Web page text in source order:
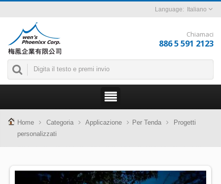
Italiano
Chiamaci
886 5 591 2123
Home Categoria Applicazione Per Tenda
Progetti
personalizzati